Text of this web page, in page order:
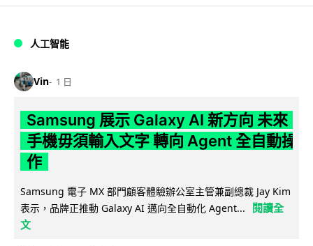
人工智能
Vin 1 日
Samsung 展示 Galaxy AI 新方向 未來
手機毋須輸入文字 轉向 Agent 全自動操
作
Samsung 電子 MX 部門顧客體驗辦公室主管兼副總裁 Jay Kim
表示，品牌正推動 Galaxy AI 邁向全自動化 Agent...
閱讀全
文